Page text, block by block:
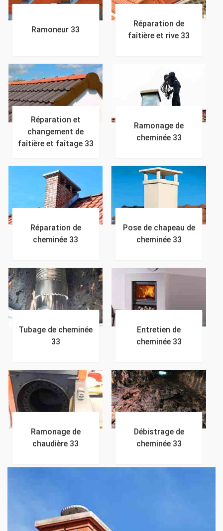
Ramoneur 33
Réparation de
faîtière et rive 33
Réparation et
changement de
faîtière et faîtage 33
Ramonage de
cheminée 33
Réparation de
cheminée 33
Pose de chapeau de
cheminée 33
Tubage de cheminée
33
Entretien de
cheminée 33
Ramonage de
chaudière 33
Débistrage de
cheminée 33